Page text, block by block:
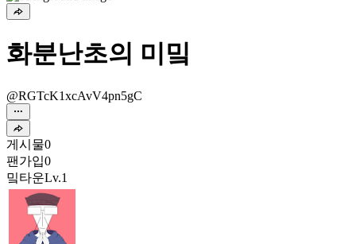
화분난초의 미밐
@RGTcK1xcAvV4pn5gC
게시물0
팬가입0
밐타운Lv.1